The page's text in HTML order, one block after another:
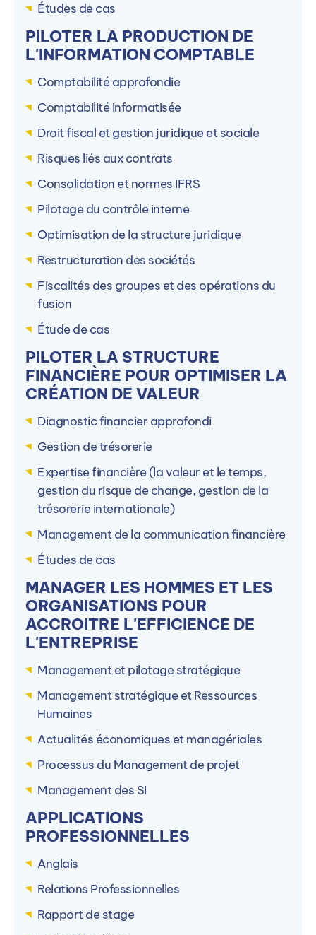
Études de cas
PILOTER LA PRODUCTION DE
L'INFORMATION COMPTABLE
Comptabilité approfondie
Comptabilité informatisée
Droit fiscal et gestion juridique et sociale
Risques liés aux contrats
Consolidation et normes IFRS
Pilotage du contrôle interne
Optimisation de la structure juridique
Restructuration des sociétés
Fiscalités des groupes et des opérations du
fusion
Étude de cas
PILOTER LA STRUCTURE
FINANCIÈRE POUR OPTIMISER LA
CRÉATION DE VALEUR
Diagnostic financier approfondi
Gestion de trésorerie
Expertise financière (la valeur et le temps,
gestion du risque de change, gestion de la
trésorerie internationale)
Management de la communication financière
Études de cas
MANAGER LES HOMMES ET LES
ORGANISATIONS POUR
ACCROITRE L'EFFICIENCE DE
L'ENTREPRISE
Management et pilotage stratégique
Management stratégique et Ressources
Humaines
Actualités économiques et managériales
Processus du Management de projet
Management des SI
APPLICATIONS
PROFESSIONNELLES
Anglais
Relations Professionnelles
Rapport de stage
Déroulement de l’admission
Dossier de candidature et entretien
individuel
Candidater
Directrice IHECF Lyon
Contacter par mail
Contacter par téléphone
Ou
Accéder à la formation sur le site de
IHECF
Autres campus IHECF
La formation est dispensée en alternance sur 3
autre(s) campus IHECF.
IHECF Angers (49)
19 Rue André le Notre, 49000 Angers, France
Voir le campus